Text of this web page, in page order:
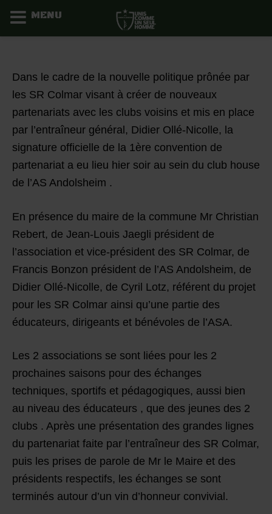
contenu
Dans le cadre de la nouvelle politique prônée par
les SR Colmar visant à créer de nouveaux
partenariats avec les clubs voisins et mis en place
par l’entraîneur général, Didier Ollé-Nicolle, la
signature officielle de la 1ère convention de
partenariat a eu lieu hier soir au sein du club house
de l’AS Andolsheim .
En présence du maire de la commune Mr Christian
Rebert, de Jean-Louis Jaegli président de
l’association et vice-président des SR Colmar, de
Francis Bonzon président de l’AS Andolsheim, de
Didier Ollé-Nicolle, de Cyril Lotz, référent du projet
pour les SR Colmar ainsi qu’une partie des
éducateurs, dirigeants et bénévoles de l’ASA.
Les 2 associations se sont liées pour les 2
prochaines saisons pour des échanges
techniques, sportifs et pédagogiques, aussi bien
au niveau des éducateurs , que des jeunes des 2
clubs . Après une présentation des grandes lignes
du partenariat faite par l’entraîneur des SR Colmar,
puis les prises de parole de Mr le Maire et des
présidents respectifs, les échanges se sont
terminés autour d’un vin d’honneur convivial.
MENU